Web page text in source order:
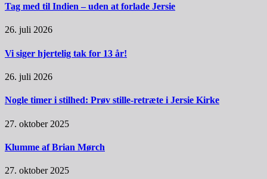
Tag med til Indien – uden at forlade Jersie
26. juli 2026
Vi siger hjertelig tak for 13 år!
26. juli 2026
Nogle timer i stilhed: Prøv stille-retræte i Jersie Kirke
27. oktober 2025
Klumme af Brian Mørch
27. oktober 2025